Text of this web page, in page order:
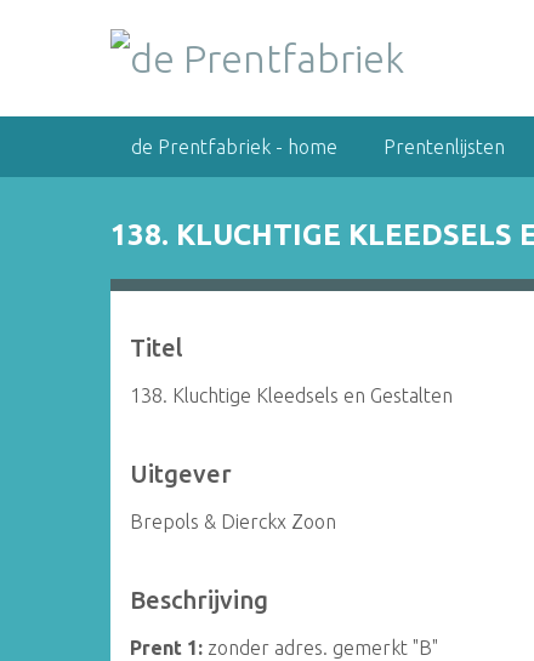
de Prentfabriek - home Prentenlijsten
138. KLUCHTIGE KLEEDSELS
Titel
138. Kluchtige Kleedsels en Gestalten
Uitgever
Brepols & Dierckx Zoon
Beschrijving
Prent 1: zonder adres. gemerkt "B"